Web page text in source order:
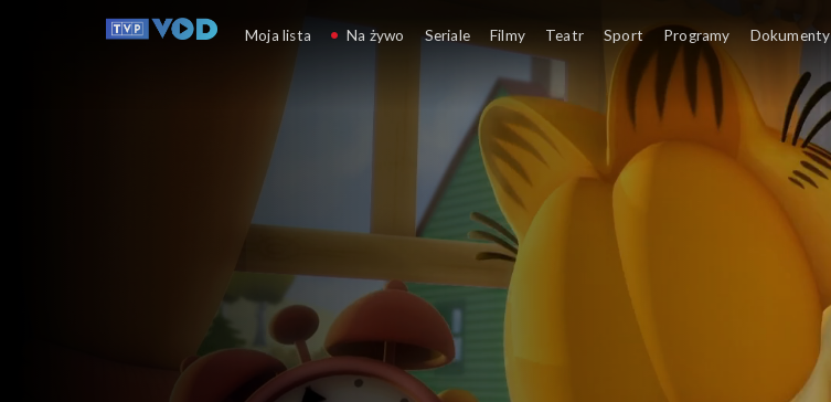
Moja lista Na żywo Seriale Filmy Teatr Sport Programy Dokumenty